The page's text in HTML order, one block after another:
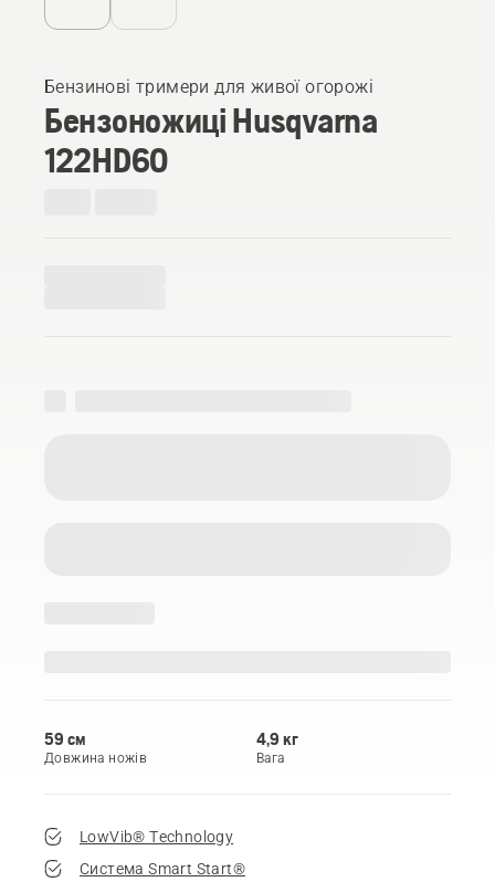
Бензинові тримери для живої огорожі
Бензоножиці Husqvarna
122HD60
59 см
Довжина ножів
4,9 кг
Вага
LowVib® Technology
Система Smart Start®